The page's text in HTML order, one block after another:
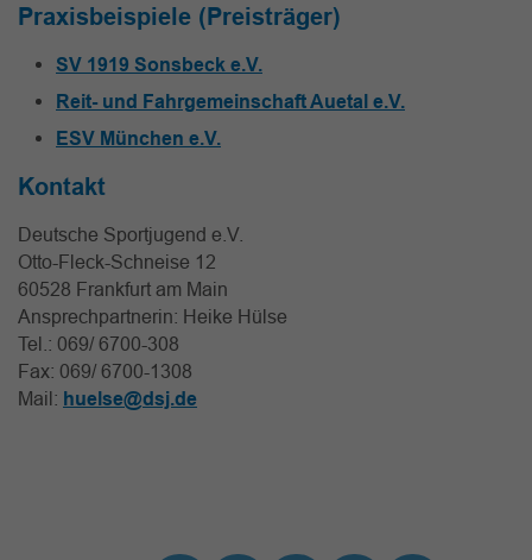
Praxisbeispiele (Preisträger)
SV 1919 Sonsbeck e.V.
Reit- und Fahrgemeinschaft Auetal e.V.
ESV München e.V.
Kontakt
Deutsche Sportjugend e.V.
Otto-Fleck-Schneise 12
60528 Frankfurt am Main
Ansprechpartnerin: Heike Hülse
Tel.: 069/ 6700-308
Fax: 069/ 6700-1308
Mail: huelse@dsj.de